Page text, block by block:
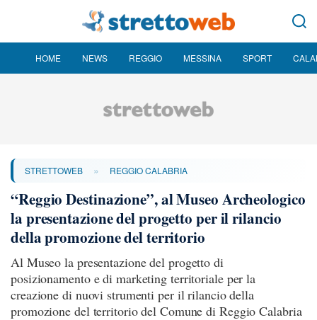
HOME NEWS REGGIO MESSINA SPORT
STRETTOWEB » REGGIO CALABRIA
“Reggio Destinazione”, al Museo Archeologico
la presentazione del progetto per il rilancio
della promozione del territorio
Al Museo la presentazione del progetto di
posizionamento e di marketing territoriale per la
creazione di nuovi strumenti per il rilancio della
promozione del territorio del Comune di Reggio Calabria